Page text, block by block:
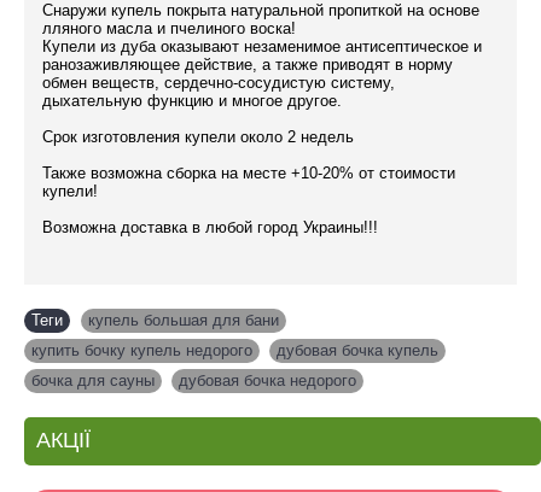
Снаружи купель покрыта натуральной пропиткой на основе
лляного масла и пчелиного воска!
Купели из дуба оказывают незаменимое антисептическое и
ранозаживляющее действие, а также приводят в норму
обмен веществ, сердечно-сосудистую систему,
дыхательную функцию и многое другое.
Срок изготовления купели около 2 недель
Также возможна сборка на месте +10-20% от стоимости
купели!
Возможна доставка в любой город Украины!!!
Теги купель большая для бани
купить бочку купель недорого
дубовая бочка купель
бочка для сауны
дубовая бочка недорого
АКЦІЇ